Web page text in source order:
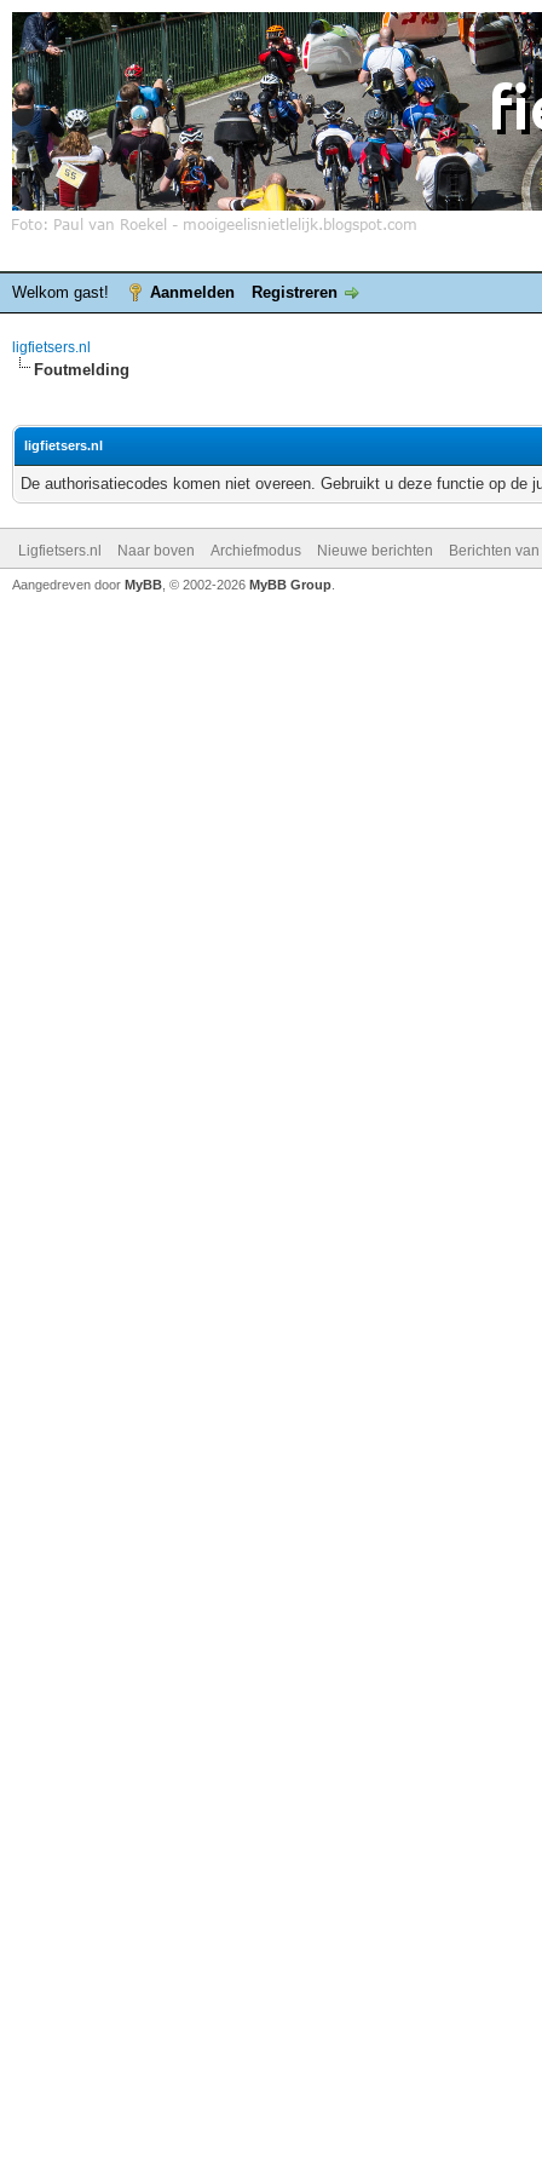
Welkom gast! Aanmelden Registreren
ligfietsers.nl
Foutmelding
ligfietsers.nl
De authorisatiecodes komen niet overeen. Gebruikt u deze functie op de
Ligfietsers.nl Naar boven Archiefmodus Nieuwe berichten Berichten
Aangedreven door MyBB , © 2002-2026 MyBB Group